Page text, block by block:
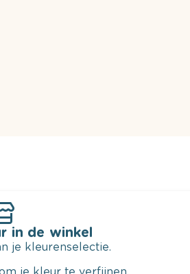
in de winkel
je kleurenselectie.